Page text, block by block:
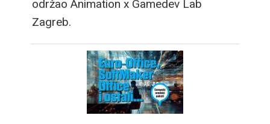
održao Animation x Gamedev Lab
Zagreb.